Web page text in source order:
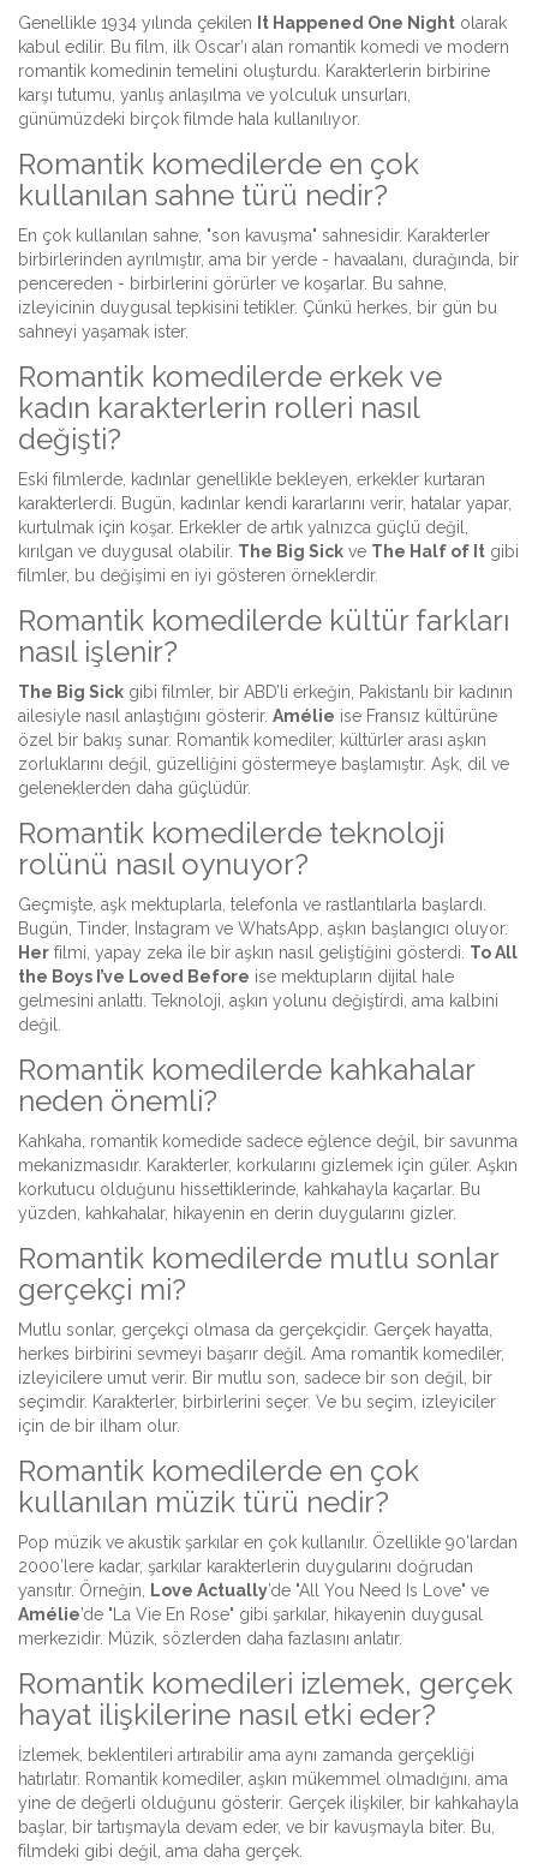
Genellikle 1934 yılında çekilen It Happened One Night olarak
kabul edilir. Bu film, ilk Oscar’ı alan romantik komedi ve modern
romantik komedinin temelini oluşturdu. Karakterlerin birbirine
karşı tutumu, yanlış anlaşılma ve yolculuk unsurları,
günümüzdeki birçok filmde hala kullanılıyor.
Romantik komedilerde en çok
kullanılan sahne türü nedir?
En çok kullanılan sahne, "son kavuşma" sahnesidir. Karakterler
birbirlerinden ayrılmıştır, ama bir yerde - havaalanı, durağında, bir
pencereden - birbirlerini görürler ve koşarlar. Bu sahne,
izleyicinin duygusal tepkisini tetikler. Çünkü herkes, bir gün bu
sahneyi yaşamak ister.
Romantik komedilerde erkek ve
kadın karakterlerin rolleri nasıl
değişti?
Eski filmlerde, kadınlar genellikle bekleyen, erkekler kurtaran
karakterlerdi. Bugün, kadınlar kendi kararlarını verir, hatalar yapar,
kurtulmak için koşar. Erkekler de artık yalnızca güçlü değil,
kırılgan ve duygusal olabilir. The Big Sick ve The Half of It gibi
filmler, bu değişimi en iyi gösteren örneklerdir.
Romantik komedilerde kültür farkları
nasıl işlenir?
The Big Sick gibi filmler, bir ABD’li erkeğin, Pakistanlı bir kadının
ailesiyle nasıl anlaştığını gösterir. Amélie ise Fransız kültürüne
özel bir bakış sunar. Romantik komediler, kültürler arası aşkın
zorluklarını değil, güzelliğini göstermeye başlamıştır. Aşk, dil ve
geleneklerden daha güçlüdür.
Romantik komedilerde teknoloji
rolünü nasıl oynuyor?
Geçmişte, aşk mektuplarla, telefonla ve rastlantılarla başlardı.
Bugün, Tinder, Instagram ve WhatsApp, aşkın başlangıcı oluyor.
Her filmi, yapay zeka ile bir aşkın nasıl geliştiğini gösterdi. To All
the Boys I’ve Loved Before ise mektupların dijital hale
gelmesini anlattı. Teknoloji, aşkın yolunu değiştirdi, ama kalbini
değil.
Romantik komedilerde kahkahalar
neden önemli?
Kahkaha, romantik komedide sadece eğlence değil, bir savunma
mekanizmasıdır. Karakterler, korkularını gizlemek için güler. Aşkın
korkutucu olduğunu hissettiklerinde, kahkahayla kaçarlar. Bu
yüzden, kahkahalar, hikayenin en derin duygularını gizler.
Romantik komedilerde mutlu sonlar
gerçekçi mi?
Mutlu sonlar, gerçekçi olmasa da gerçekçidir. Gerçek hayatta,
herkes birbirini sevmeyi başarır değil. Ama romantik komediler,
izleyicilere umut verir. Bir mutlu son, sadece bir son değil, bir
seçimdir. Karakterler, birbirlerini seçer. Ve bu seçim, izleyiciler
için de bir ilham olur.
Romantik komedilerde en çok
kullanılan müzik türü nedir?
Pop müzik ve akustik şarkılar en çok kullanılır. Özellikle 90’lardan
2000’lere kadar, şarkılar karakterlerin duygularını doğrudan
yansıtır. Örneğin, Love Actually’de "All You Need Is Love" ve
Amélie’de "La Vie En Rose" gibi şarkılar, hikayenin duygusal
merkezidir. Müzik, sözlerden daha fazlasını anlatır.
Romantik komedileri izlemek, gerçek
hayat ilişkilerine nasıl etki eder?
İzlemek, beklentileri artırabilir ama aynı zamanda gerçekliği
hatırlatır. Romantik komediler, aşkın mükemmel olmadığını, ama
yine de değerli olduğunu gösterir. Gerçek ilişkiler, bir kahkahayla
başlar, bir tartışmayla devam eder, ve bir kavuşmayla biter. Bu,
filmdeki gibi değil, ama daha gerçek.